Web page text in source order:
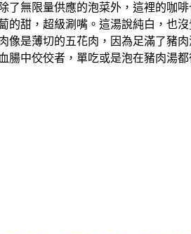
無限量供應的泡菜外，這裡的咖
甜，超級涮嘴。這湯說純白，也
是薄切的五花肉，因為足滿了豬
中佼佼者，單吃或是泡在豬肉湯都